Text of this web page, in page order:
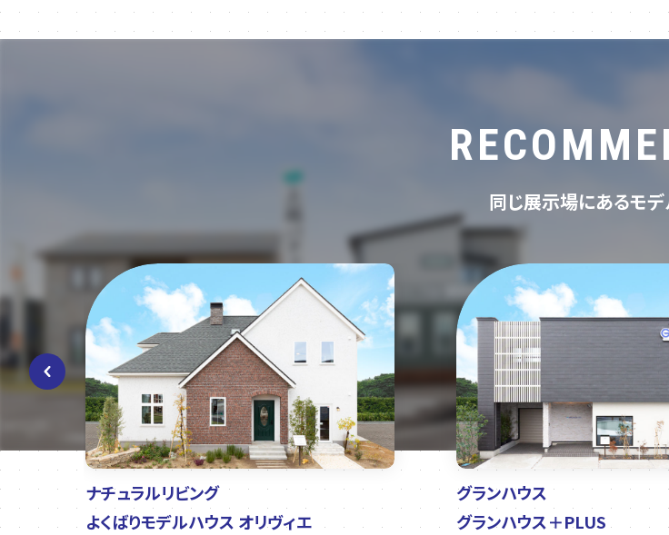
同じ展示場にあるモデ
ナチュラルリビング
よくばりモデルハウス オリヴィエ
グランハウス
グランハウス＋PLUS